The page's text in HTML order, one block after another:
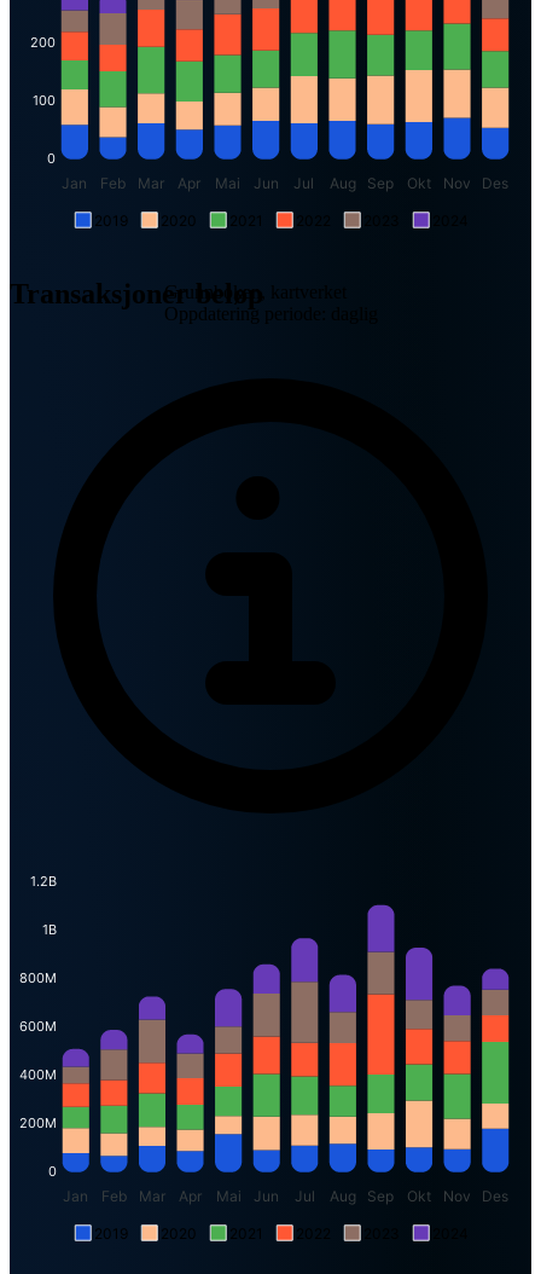
2019 2020 2021
200
100
0
Jan Feb Mar Apr Mai Jun Jul Aug Sep Okt Nov Des
Transaksjoner beløp
Grunnboken, kartverket
Oppdatering periode: daglig
2019 2020 2021 2022
1.2B
1B
800M
600M
400M
200M
0
Jan Feb Mar Apr Mai Jun Jul Aug Sep Okt Nov Des